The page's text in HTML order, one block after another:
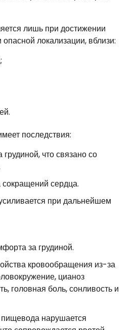
лишь при достижении
локализации, вблизи:
последствия:
что связано со
сердца.
при дальнейшем
за грудиной.
кровообращения из-за
цианоз
головная боль, сонливость и
нарушается